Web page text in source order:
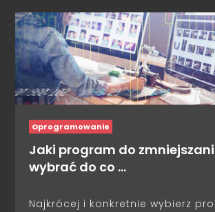
Oprogramowanie
Jaki program do
wybrać do co …
Najkrócej i konkretnie wybierz